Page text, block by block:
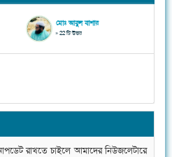
মোঃ আবুল বাশার
» 22 টি উত্তর
রাখতে চাইলে আমাদের নিউজলেটারে